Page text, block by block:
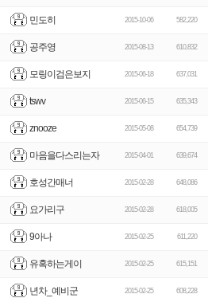
민도히 2015-10-06 582,220
공주영 2015-08-13 610,832
모링이검은보지 2015-06-18 637,031
tswv 2015-06-15 635,343
znooze 2015-05-08 654,739
마음을다스리는자 2015-04-01 639,674
호성간매너 2015-02-28 648,086
요가리구 2015-02-28 618,005
9아나 2015-02-25 611,220
유혹하는게이 2015-02-25 615,151
년차_예비군 2015-02-25 608,228